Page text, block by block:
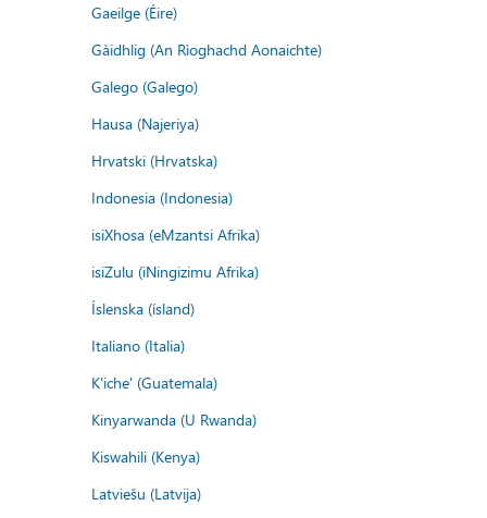
Gaeilge (Éire)
Gàidhlig (An Rìoghachd Aonaichte)
Galego (Galego)
Hausa (Najeriya)
Hrvatski (Hrvatska)
Indonesia (Indonesia)
isiXhosa (eMzantsi Afrika)
isiZulu (iNingizimu Afrika)
Íslenska (ísland)
Italiano (Italia)
K'iche' (Guatemala)
Kinyarwanda (U Rwanda)
Kiswahili (Kenya)
Latviešu (Latvija)